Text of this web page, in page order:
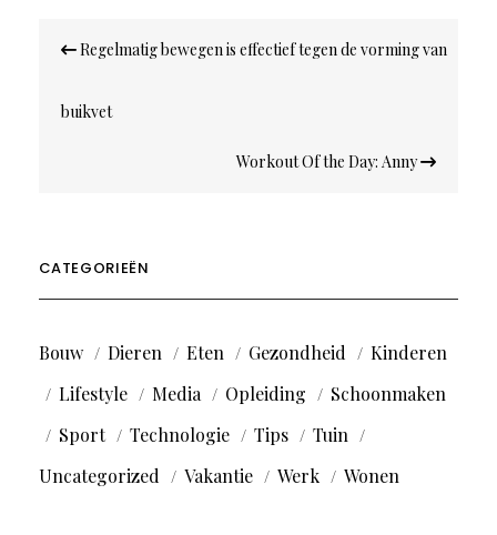
navigatie
Regelmatig bewegen is effectief tegen de vorming van
buikvet
Workout Of the Day: Anny
CATEGORIEËN
Bouw Dieren Eten Gezondheid
Kinderen
Lifestyle
Media Opleiding
Schoonmaken
Sport
Technologie Tips
Tuin
Uncategorized
Vakantie Werk Wonen